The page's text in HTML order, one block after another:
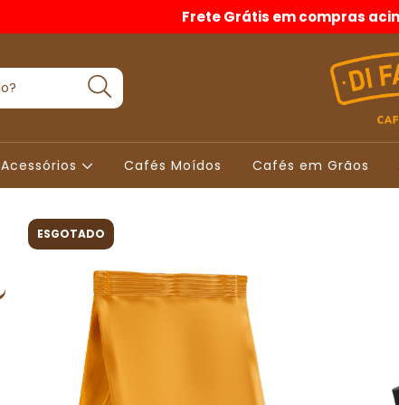
Frete Grátis em compras
Acessórios Cafés Moídos Cafés em Grãos
ESGOTADO